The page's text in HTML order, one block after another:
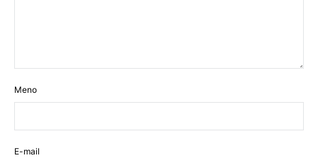
Meno
E-mail